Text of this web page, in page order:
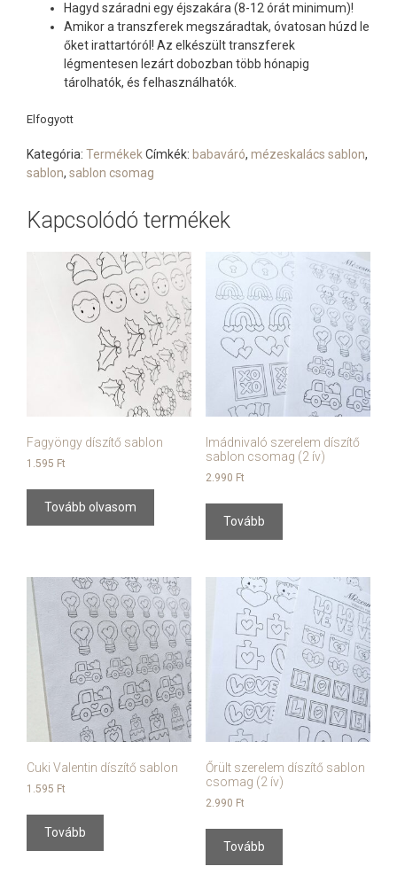
Hagyd száradni egy éjszakára (8-12 órát minimum)!
Amikor a transzferek megszáradtak, óvatosan húzd le
őket irattartóról! Az elkészült transzferek
légmentesen lezárt dobozban több hónapig
tárolhatók, és felhasználhatók.
Elfogyott
Kategória: Termékek Címkék: babaváró, mézeskalács sablon,
sablon, sablon csomag
Kapcsolódó termékek
Fagyöngy díszítő sablon
1.595 Ft
Tovább olvasom
Imádnivaló szerelem díszítő
sablon csomag (2 ív)
2.990 Ft
Tovább
Cuki Valentin díszítő sablon
1.595 Ft
Tovább
Őrült szerelem díszítő sablon
csomag (2 ív)
2.990 Ft
Tovább